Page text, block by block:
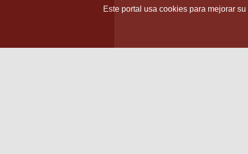
Este portal usa cookies para mejorar